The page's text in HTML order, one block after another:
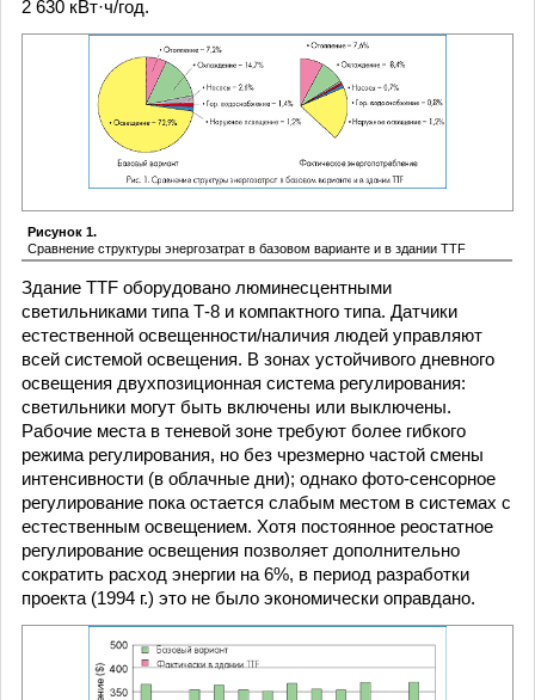
2 630 кВт·ч/год.
Рисунок 1.
Сравнение структуры энергозатрат в базовом варианте и в здании TTF
Здание TTF оборудовано люминeсцентными
светильниками типа Т-8 и компактного типа. Датчики
естественной освещенности/наличия людей управляют
всей системой освещения. В зонах устойчивого дневного
освещения двухпозиционная система регулирования:
светильники могут быть включены или выключены.
Рабочие места в теневой зоне требуют более гибкого
режима регулирования, но без чрезмерно частой смены
интенсивности (в облачные дни); однако фото-сенсорное
регулирование пока остается слабым местом в системах с
естественным освещением. Хотя постоянное реостатное
регулирование освещения позволяет дополнительно
сократить расход энергии на 6%, в период разработки
проекта (1994 г.) это не было экономически оправдано.